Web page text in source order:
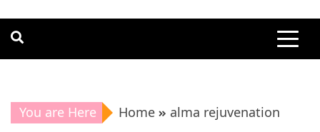
You are Here Home alma rejuvenation